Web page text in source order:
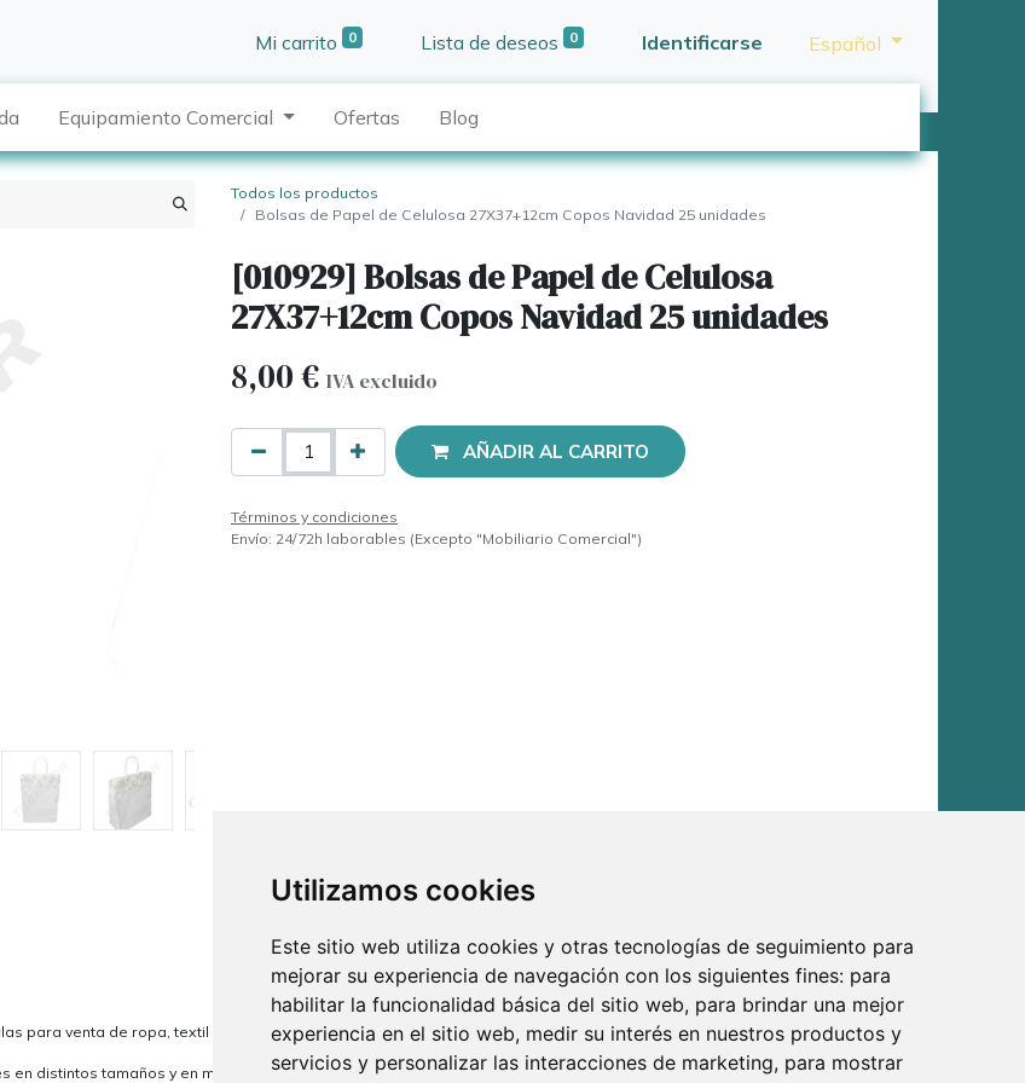
Utilizamos cookies
Este sitio web utiliza cookies y otras tecnologías de seguimiento para
mejorar su experiencia de navegación con los siguientes fines: para
habilitar la funcionalidad básica del sitio web, para brindar una mejor
experiencia en el sitio web, medir su interés en nuestros productos y
servicios y personalizar las interacciones de marketing, para mostrar
Mi carrito 0 Lista de deseos 0 Identificarse Español
Equipamiento Comercial Ofertas Blog
Todos los productos
Bolsas de Papel de Celulosa 27X37+12cm Copos Navidad 25 unidades
[010929] Bolsas de Papel de Celulosa
27X37+12cm Copos Navidad 25 unidades
8,00€ IVA excluido
AÑADIR AL CARRITO
Términos y condiciones
Envío: 24/72h laborables (Excepto "Mobiliario Comercial")
para venta de ropa, textil hogar e incluso comobolsa para regalos.
en distintos tamaños y en multitud de colores lisos y estampados. Además, todo lo necesario para equipar tu tienda al mejor